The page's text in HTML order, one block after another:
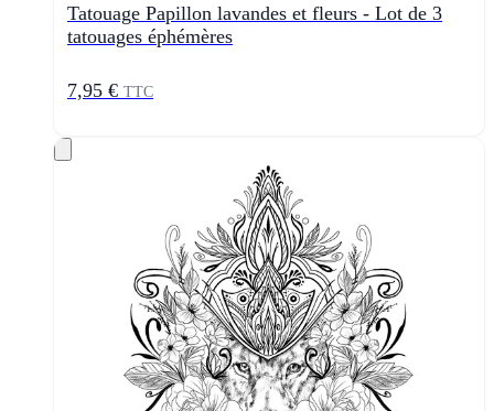
Tatouage Papillon lavandes et fleurs - Lot de 3
tatouages éphémères
7,95 € TTC